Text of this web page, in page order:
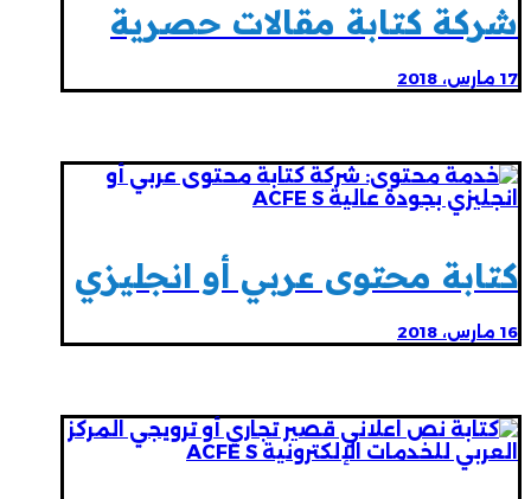
شركة كتابة مقالات حصرية
17 مارس، 2018
كتابة محتوى عربي أو انجليزي
16 مارس، 2018